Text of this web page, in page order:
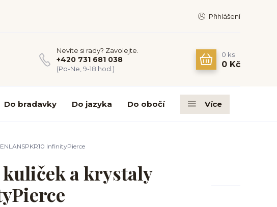
Přihlášení
Nevíte si rady? Zavolejte.
+420 731 681 038
(Po-Ne, 9-18 hod.)
0 ks
0 Kč
Do bradavky Do jazyka Do obočí Více
InfinityPierce
a krystaly